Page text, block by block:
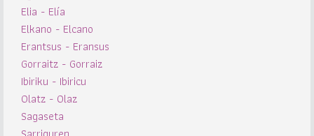
Elia - Elía
Elkano - Elcano
Erantsus - Eransus
Gorraitz - Gorraiz
Ibiriku - Ibiricu
Olatz - Olaz
Sagaseta